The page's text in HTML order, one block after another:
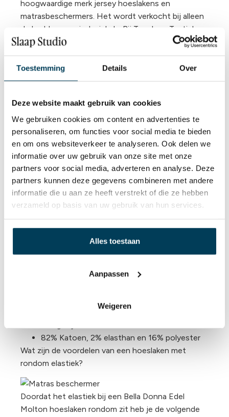
Toestemming Details Over
Deze website maakt gebruik van cookies
We gebruiken cookies om content en advertenties te
personaliseren, om functies voor social media te bieden
en om ons websiteverkeer te analyseren. Ook delen we
informatie over uw gebruik van onze site met onze
partners voor social media, adverteren en analyse. Deze
partners kunnen deze gegevens combineren met andere
informatie die u aan ze heeft verstrekt of die ze hebben
verzameld op basis van uw gebruik van hun services.
Alles toestaan
Aanpassen
Weigeren
hoogwaardige merk jersey hoeslakens en
matrasbeschermers. Het wordt verkocht bij alleen
de bedden speciaal winkels. Bij Topsleep Textiel
willen wij naast onze ongeëvenaarde service alleen
kwaliteit leveren. We werken inmiddels ruim 30 jaar
samen met dit merk en verkopen het dan ook
graag.
Wat hoger in prijs? Ja dat klopt. Wij noemen dat
er lang van kan gaan genieten.
Alle voordelen op een rij.
Houdt je matras schoon en fris
Kan zeer veel vocht opnemen
Hoge vocht regulatie
Zorgt dat je matras langer meegaat
Altijd de juiste pasvorm
levensduur tot wel 8 jaar
Voelt zacht en aangenaam
82% Katoen, 2% elasthan en 16% polyester
Wat zijn de voordelen van een hoeslaken met
rondom elastiek?
Doordat het elastiek bij een Bella Donna Edel
Molton hoeslaken rondom zit heb je de volgende